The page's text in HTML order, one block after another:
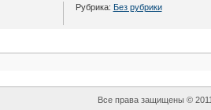
Рубрика: Без рубрики
Все права защищены ©